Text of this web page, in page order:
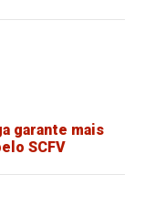
garante mais
SCFV